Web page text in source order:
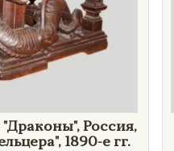
Россия,
1890-е гг.